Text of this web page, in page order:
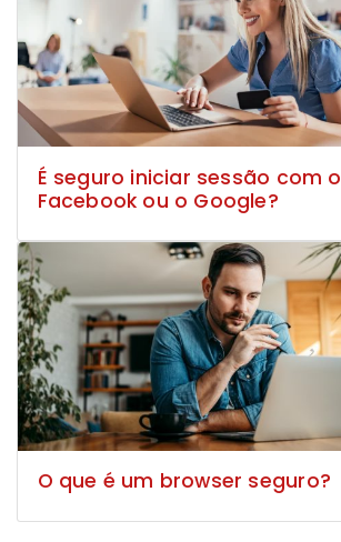
É seguro iniciar sessão com o
Facebook ou o Google?
O que é um browser seguro?